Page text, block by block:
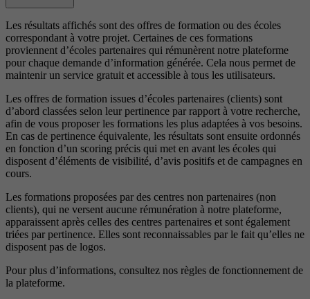
Les résultats affichés sont des offres de formation ou des écoles
correspondant à votre projet. Certaines de ces formations
proviennent d’écoles partenaires qui rémunèrent notre plateforme
pour chaque demande d’information générée. Cela nous permet de
maintenir un service gratuit et accessible à tous les utilisateurs.
Les offres de formation issues d’écoles partenaires (clients) sont
d’abord classées selon leur pertinence par rapport à votre recherche,
afin de vous proposer les formations les plus adaptées à vos besoins.
En cas de pertinence équivalente, les résultats sont ensuite ordonnés
en fonction d’un scoring précis qui met en avant les écoles qui
disposent d’éléments de visibilité, d’avis positifs et de campagnes en
cours.
Les formations proposées par des centres non partenaires (non
clients), qui ne versent aucune rémunération à notre plateforme,
apparaissent après celles des centres partenaires et sont également
triées par pertinence. Elles sont reconnaissables par le fait qu’elles ne
disposent pas de logos.
Pour plus d’informations, consultez nos règles de fonctionnement de
la plateforme.